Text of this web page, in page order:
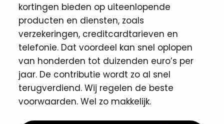
kortingen ​bieden op uiteenlopende
producten en diensten, zoals
verzekeringen, creditcardtarieven en
telefonie. Dat voordeel kan snel oplopen
van honderden tot duizenden euro’s per
jaar. De contributie wordt zo al snel
terugverdiend. Wij regelen de beste
voorwaarden. Wel zo makkelijk. ​